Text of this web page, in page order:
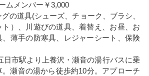
ムメンバー￥3,000
の道具(シューズ、チョーク、ブラシ、
）、川遊びの道具、着替え、お昼、お
薄手の防寒具、レジャーシート、保険
市駅より上養沢・瀬音の湯行バスに乗
。瀬音の湯から徒歩約10分。アプローチ